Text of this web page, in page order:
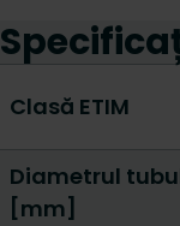
Clasă ETIM
Diametrul
[mm]